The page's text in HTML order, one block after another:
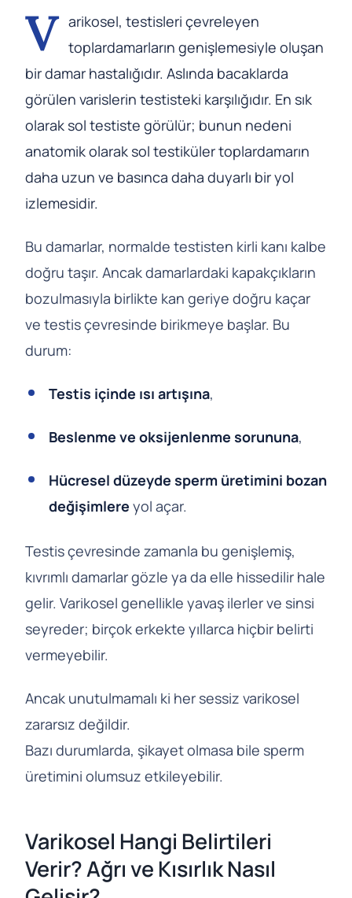
V arikosel, testisleri çevreleyen
toplardamarların genişlemesiyle oluşan
bir damar hastalığıdır. Aslında bacaklarda
görülen varislerin testisteki karşılığıdır. En sık
olarak sol testiste görülür; bunun nedeni
anatomik olarak sol testiküler toplardamarın
daha uzun ve basınca daha duyarlı bir yol
izlemesidir.
Bu damarlar, normalde testisten kirli kanı kalbe
doğru taşır. Ancak damarlardaki kapakçıkların
bozulmasıyla birlikte kan geriye doğru kaçar
ve testis çevresinde birikmeye başlar. Bu
durum:
Testis içinde ısı artışına,
Beslenme ve oksijenlenme sorununa,
Hücresel düzeyde sperm üretimini bozan
değişimlere yol açar.
Testis çevresinde zamanla bu genişlemiş,
kıvrımlı damarlar gözle ya da elle hissedilir hale
gelir. Varikosel genellikle yavaş ilerler ve sinsi
seyreder; birçok erkekte yıllarca hiçbir belirti
vermeyebilir.
Ancak unutulmamalı ki her sessiz varikosel
zararsız değildir.
Bazı durumlarda, şikayet olmasa bile sperm
üretimini olumsuz etkileyebilir.
Varikosel Hangi Belirtileri
Verir? Ağrı ve Kısırlık Nasıl